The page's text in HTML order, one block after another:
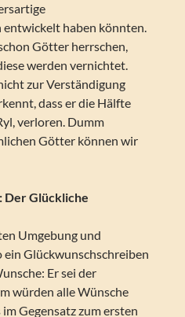
haben könnten.
Götter herrschen,
werden vernichtet.
zur Verständigung
dass er die Hälfte
verloren. Dumm
Götter können wir
Der Glückliche
Umgebung und
Glückwunschschreiben
Er sei der
würden alle Wünsche
Gegensatz zum ersten